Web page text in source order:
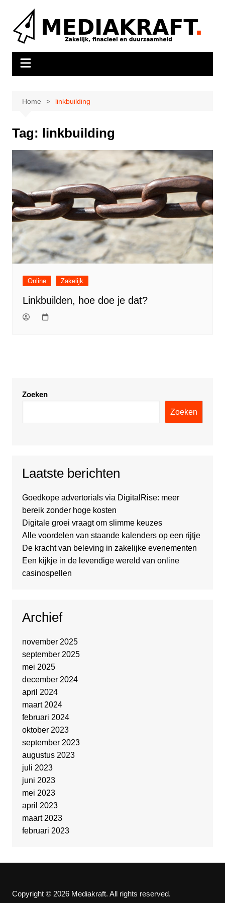
inhoud
Home linkbuilding
Tag: linkbuilding
Online Zakelijk
Linkbuilden, hoe doe je dat?
Zoeken
Zoeken
Laatste berichten
Goedkope advertorials via DigitalRise: meer
bereik zonder hoge kosten
Digitale groei vraagt om slimme keuzes
Alle voordelen van staande kalenders op een rijtje
De kracht van beleving in zakelijke evenementen
Een kijkje in de levendige wereld van online
casinospellen
Archief
november 2025
september 2025
mei 2025
december 2024
april 2024
maart 2024
februari 2024
oktober 2023
september 2023
augustus 2023
juli 2023
juni 2023
mei 2023
april 2023
maart 2023
februari 2023
Copyright © 2026 Mediakraft. All rights reserved.